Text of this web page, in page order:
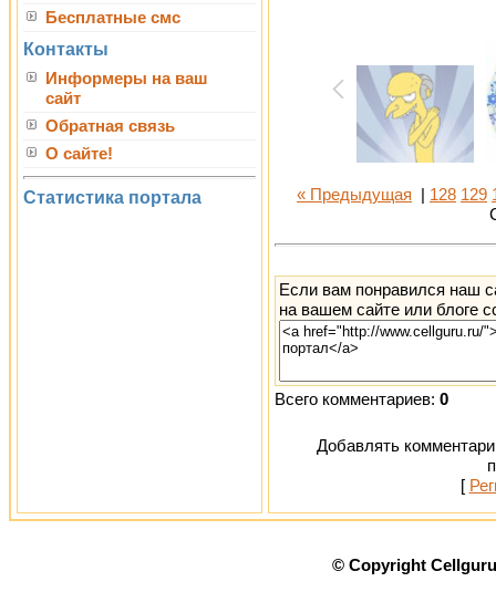
Бесплатные смс
Контакты
Информеры на ваш
сайт
Обратная связь
О сайте!
Статистика портала « Предыдущая 128 129
Если вам понравился наш
на вашем сайте или блоге
Всего комментариев: 0
Добавлять
[
© Copyright